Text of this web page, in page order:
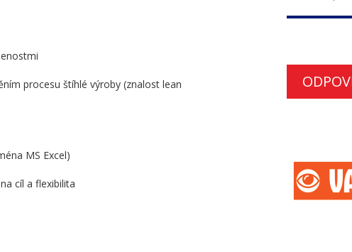
procesu štíhlé výroby (znalost lean
MS Excel)
cíl a flexibilita